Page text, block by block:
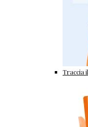
Traccia